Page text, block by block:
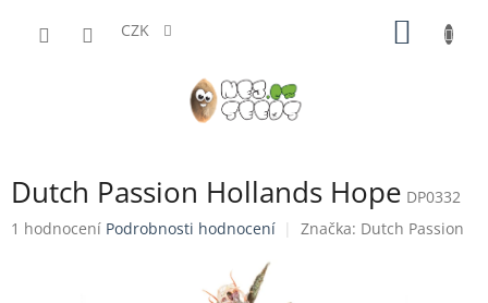
CZK
Dutch Passion Hollands Hope DP0332
Průměrné
1 hodnocení Podrobnosti hodnocení Značka: Dutch Passion